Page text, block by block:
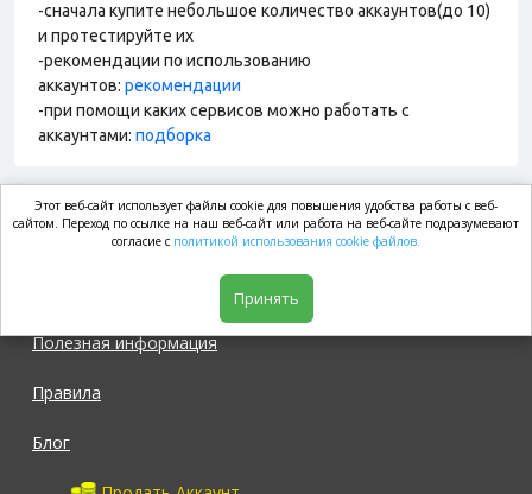
-сначала купите небольшое количество аккаунтов(до 10)
и протестируйте их
-рекомендации по использованию
аккаунтов: рекомендации
-при помощи каких сервисов можно работать с
аккаунтами: подборка
market.com
Полезная информация
Правила
Блог
Этот веб-сайт использует файлы cookie для повышения удобства работы с веб-
сайтом. Переход по ссылке на наш веб-сайт или работа на веб-сайте подразумевают
согласие с политикой использования cookie файлов.
Принять